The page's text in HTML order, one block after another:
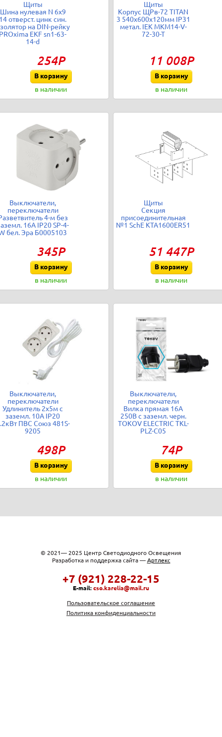
Щиты
Шина нулевая N 6х9
отверст. цинк син.
на DIN-рейку
EKF sn1-63-
14-d
254Р
В корзину
в наличии
Щиты
Корпус ЩРв-72 TITAN
3 540х600х120мм IP31
метал. IEK MKM14-V-
72-30-T
11 008Р
В корзину
в наличии
Выключатели,
переключатели
4-м без
16А IP20 SP-4-
бел. Эра Б0005103
345Р
В корзину
в наличии
Щиты
Секция
присоединительная
№1 SchE KTA1600ER51
51 447Р
В корзину
в наличии
Выключатели,
переключатели
Удлинитель 2х5м с
заземл. 10А IP20
ПВС Союз 481S-
9205
498Р
В корзину
в наличии
Выключатели,
переключатели
Вилка прямая 16А
250В с заземл. черн.
TOKOV ELECTRIC TKL-
PLZ-C05
74Р
В корзину
в наличии
© 2021— 2025 Центр Светодиодного Освещения
Разработка и поддержка сайта — Артлекс
+7 (921) 228-22-15
E-mail: cso.karelia@mail.ru
Пользовательское соглашение
Политика конфиденциальности